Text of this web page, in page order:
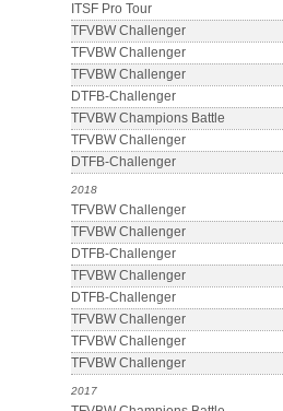
ITSF Pro Tour
TFVBW Challenger
TFVBW Challenger
TFVBW Challenger
DTFB-Challenger
TFVBW Champions Battle
TFVBW Challenger
DTFB-Challenger
2018
TFVBW Challenger
TFVBW Challenger
DTFB-Challenger
TFVBW Challenger
DTFB-Challenger
TFVBW Challenger
TFVBW Challenger
TFVBW Challenger
2017